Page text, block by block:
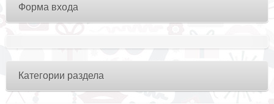
Форма входа
Категории раздела